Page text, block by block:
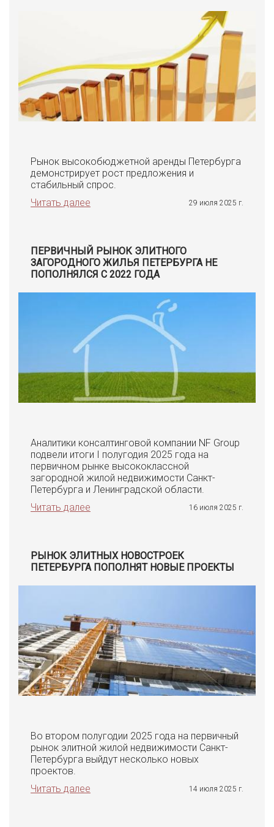
Рынок высокобюджетной аренды Петербурга
демонстрирует рост предложения и
стабильный спрос.
Читать далее
29 июля 2025 г.
ПЕРВИЧНЫЙ РЫНОК ЭЛИТНОГО
ЗАГОРОДНОГО ЖИЛЬЯ ПЕТЕРБУРГА НЕ
ПОПОЛНЯЛСЯ С 2022 ГОДА
Аналитики консалтинговой компании NF Group
подвели итоги I полугодия 2025 года на
первичном рынке высококлассной
загородной жилой недвижимости Санкт-
Петербурга и Ленинградской области.
Читать далее
16 июля 2025 г.
РЫНОК ЭЛИТНЫХ НОВОСТРОЕК
ПЕТЕРБУРГА ПОПОЛНЯТ НОВЫЕ ПРОЕКТЫ
Во втором полугодии 2025 года на первичный
рынок элитной жилой недвижимости Санкт-
Петербурга выйдут несколько новых
проектов.
Читать далее
14 июля 2025 г.